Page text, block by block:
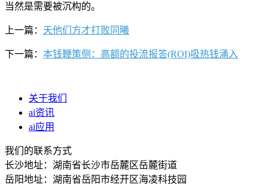
当然是需要被沉构的。
上一篇： 天他们方才打败同曦
下一篇： 本钱鞭策侧：高额的投流报答(ROI)吸热钱涌入
关于我们
ai资讯
ai应用
我们的联系方式
长沙地址：湖南省长沙市岳麓区岳麓街道
岳阳地址：湖南省岳阳市经开区海凌科技园